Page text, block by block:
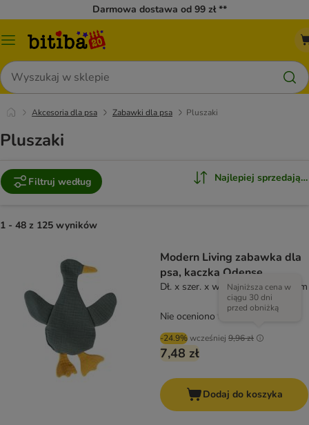
Darmowa dostawa od 99 zł **
Menu
Szukaj
Akcesoria dla psa Zabawki dla psa Pluszaki
Pluszaki
Filtruj według Najlepiej
1 - 48 z 125 wyników
Modern Living zabawka dla
psa, kaczka Odense
Dł. x szer. x wys.: 27 x 20 x 1,5 cm
-24.9%wcześniej 9,96 zł
Najniższa cena w
ciągu 30 dni
przed obniżką
7,48 zł
Nie oceniono
Dodaj do koszyka